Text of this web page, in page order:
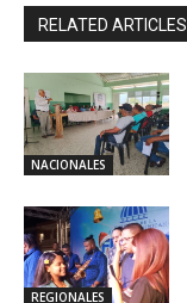
RELATED ARTICLES
NACIONALES
REGIONALES